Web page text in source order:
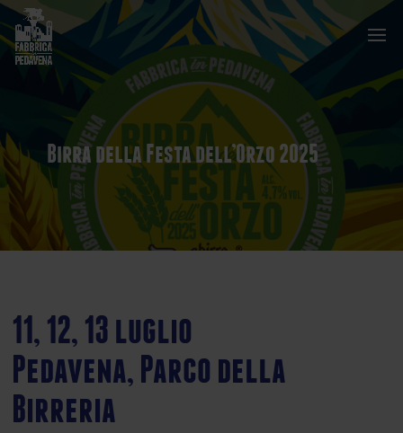
Birra della Festa dell’Orzo 2025
11, 12, 13 luglio
Pedavena, Parco della
Birreria